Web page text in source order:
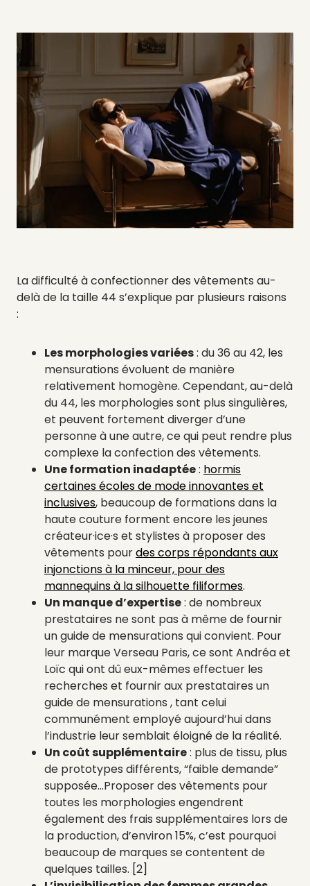
La difficulté à confectionner des vêtements au-
delà de la taille 44 s’explique par plusieurs raisons
:
Les morphologies variées: du 36 au 42, les
mensurations évoluent de manière
relativement homogène. Cependant, au-delà
du 44, les morphologies sont plus singulières,
et peuvent fortement diverger d’une
personne à une autre, ce qui peut rendre plus
complexe la confection des vêtements.
Une formation inadaptée: hormis
certaines écoles de mode innovantes et
inclusives, beaucoup de formations dans la
haute couture forment encore les jeunes
créateur·ice·s et stylistes à proposer des
vêtements pourdes corps répondants aux
injonctions à la minceur, pour des
mannequins à la silhouette filiformes.
Un manque d’expertise: de nombreux
prestataires ne sont pas à même de fournir
un guide de mensurations qui convient. Pour
leur marque Verseau Paris, ce sont Andréa et
Loïc qui ont dû eux-mêmes effectuer les
recherches et fournir aux prestataires un
guide de mensurations , tant celui
communément employé aujourd’hui dans
l’industrie leur semblait éloigné de la réalité.
Un coût supplémentaire: plus de tissu, plus
de prototypes différents, “faible demande”
supposée…Proposer des vêtements pour
toutes les morphologies engendrent
également des frais supplémentaires lors de
la production, d’environ 15%, c’est pourquoi
beaucoup de marques se contentent de
quelques tailles. [2]